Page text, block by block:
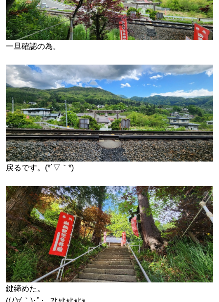
一旦確認の為。
戻るです。(*´▽｀*)
鍵締めた。